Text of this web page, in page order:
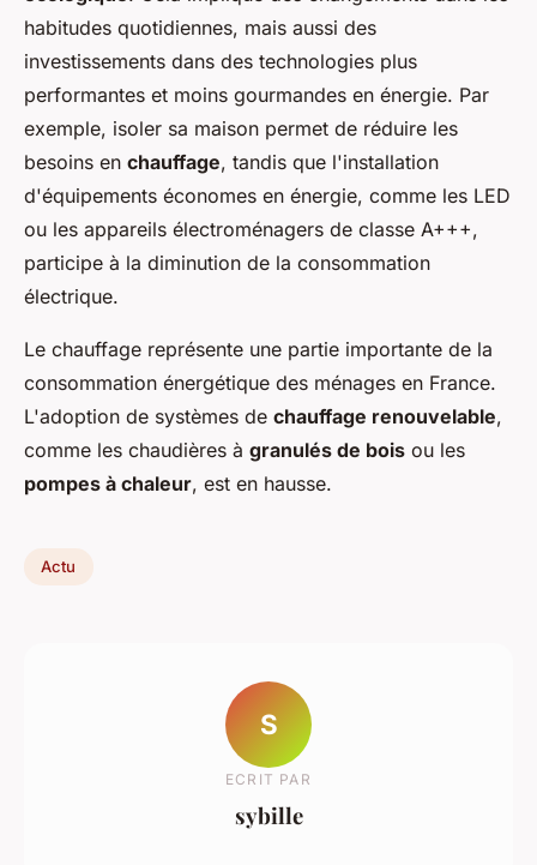
habitudes quotidiennes, mais aussi des
investissements dans des technologies plus
performantes et moins gourmandes en énergie. Par
exemple, isoler sa maison permet de réduire les
besoins en chauffage, tandis que l'installation
d'équipements économes en énergie, comme les LED
ou les appareils électroménagers de classe A+++,
participe à la diminution de la consommation
électrique.
Le chauffage représente une partie importante de la
consommation énergétique des ménages en France.
L'adoption de systèmes de chauffage renouvelable,
comme les chaudières à granulés de bois ou les
pompes à chaleur, est en hausse.
Actu
S
ECRIT PAR
sybille